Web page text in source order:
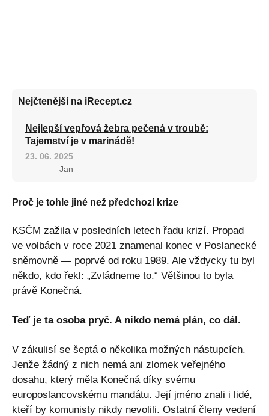
Nejčtenější na iRecept.cz
Nejlepší vepřová žebra pečená v troubě:
Tajemství je v marinádě!
23. 06. 2025
Jan
Proč je tohle jiné než předchozí krize
KSČM zažila v posledních letech řadu krizí. Propad
ve volbách v roce 2021 znamenal konec v Poslanecké
sněmovně — poprvé od roku 1989. Ale vždycky tu byl
někdo, kdo řekl: „Zvládneme to.“ Většinou to byla
právě Konečná.
Teď je ta osoba pryč. A nikdo nemá plán, co dál.
V zákulisí se šeptá o několika možných nástupcích.
Jenže žádný z nich nemá ani zlomek veřejného
dosahu, který měla Konečná díky svému
europoslancovskému mandátu. Její jméno znali i lidé,
kteří by komunisty nikdy nevolili. Ostatní členy vedení